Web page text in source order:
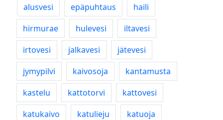
alusvesi epäpuhtaus
haili
hirmurae
hulevesi
iltavesi
irtovesi
jalkavesi
jätevesi
jymypilvi
kaivosoja
kantamusta
kastelu
kattotorvi
kattovesi
katukaivo
katulieju
katuoja